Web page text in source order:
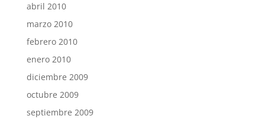
abril 2010
marzo 2010
febrero 2010
enero 2010
diciembre 2009
octubre 2009
septiembre 2009